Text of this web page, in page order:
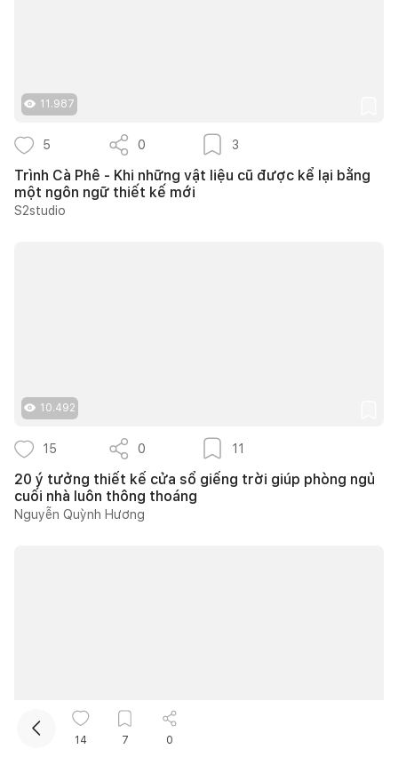
11.987
5 0 3
Trình Cà Phê - Khi những vật liệu cũ được kể lại bằng
một ngôn ngữ thiết kế mới
S2studio
10.492
15 0 11
20 ý tưởng thiết kế cửa sổ giếng trời giúp phòng ngủ
cuối nhà luôn thông thoáng
Nguyễn Quỳnh Hương
16.662
14 7 0